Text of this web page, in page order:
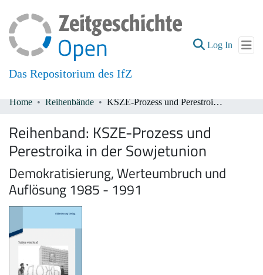
Das Repositorium des IfZ
Log In (current)
All of DSpace
Home Reihenbände KSZE-Prozess und Perestroika in der Sowjetunion
Reihenband: KSZE-Prozess und
Perestroika in der Sowjetunion
Demokratisierung, Werteumbruch und
Auflösung 1985 - 1991